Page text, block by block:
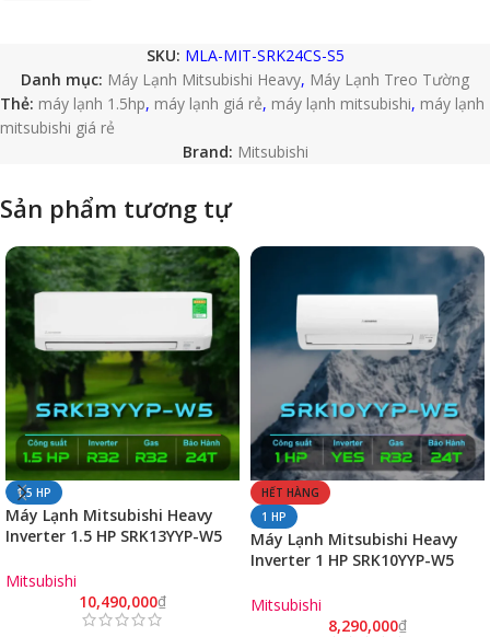
SKU: MLA-MIT-SRK24CS-S5
Danh mục: Máy Lạnh Mitsubishi Heavy, Máy Lạnh Treo Tường
Thẻ: máy lạnh 1.5hp, máy lạnh giá rẻ, máy lạnh mitsubishi, máy lạnh
mitsubishi giá rẻ
Brand: Mitsubishi
Sản phẩm tương tự
1.5 HP
Máy Lạnh Mitsubishi Heavy
Inverter 1.5 HP SRK13YYP-W5
Mitsubishi
10,490,000₫
HẾT HÀNG
1 HP
Máy Lạnh Mitsubishi Heavy
Inverter 1 HP SRK10YYP-W5
Mitsubishi
8,290,000₫